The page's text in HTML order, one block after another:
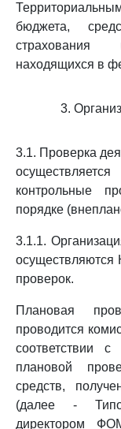
бюджета,
страхования
находящихся в
3.
3.1. Проверка
контрольные
порядке
3.1.1.
проверок.
Плановая
проводится
соответствии
плановой
средств,
(далее -
директором